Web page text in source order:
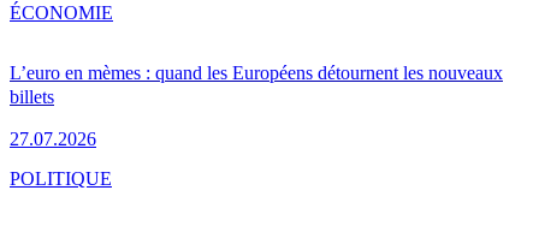
L’euro en mèmes : quand les Européens détournent les nouveaux
billets
27.07.2026
ÉCONOMIE
POLITIQUE